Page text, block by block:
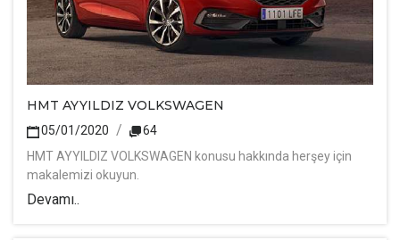
HMT AYYILDIZ VOLKSWAGEN
05/01/2020
64
HMT AYYILDIZ VOLKSWAGEN konusu hakkında herşey için
makalemizi okuyun.
Devamı..